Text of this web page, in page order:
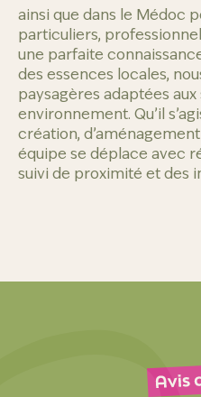
ainsi que dans le Médoc
particuliers,
une parfaite
des essences locales,
paysagères adaptées
environnement. Qu’il
création,
équipe se déplace avec
suivi de proximité et des